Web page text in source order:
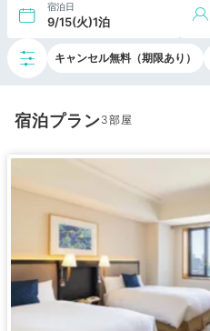
宿泊日
9/15(火)1泊
キャンセル無料（期限あり）
宿泊プラン3